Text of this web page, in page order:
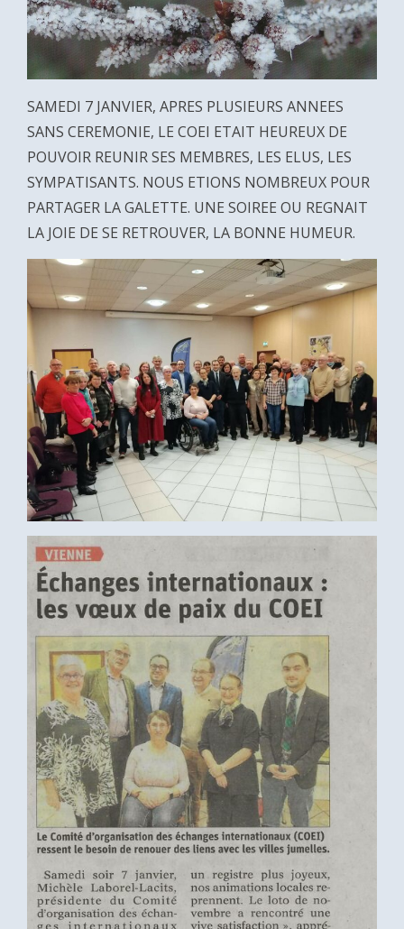
SAMEDI 7 JANVIER, APRES PLUSIEURS ANNEES
SANS CEREMONIE, LE COEI ETAIT HEUREUX DE
POUVOIR REUNIR SES MEMBRES, LES ELUS, LES
SYMPATISANTS. NOUS ETIONS NOMBREUX POUR
PARTAGER LA GALETTE. UNE SOIREE OU REGNAIT
LA JOIE DE SE RETROUVER, LA BONNE HUMEUR.